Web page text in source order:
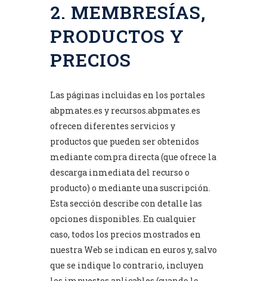
2. MEMBRESÍAS,
PRODUCTOS Y
PRECIOS
Las páginas incluidas en los portales
abpmates.es y recursos.abpmates.es
ofrecen diferentes servicios y
productos que pueden ser obtenidos
mediante compra directa (que ofrece la
descarga inmediata del recurso o
producto) o mediante una suscripción.
Esta sección describe con detalle las
opciones disponibles. En cualquier
caso, todos los precios mostrados en
nuestra Web se indican en euros y, salvo
que se indique lo contrario, incluyen